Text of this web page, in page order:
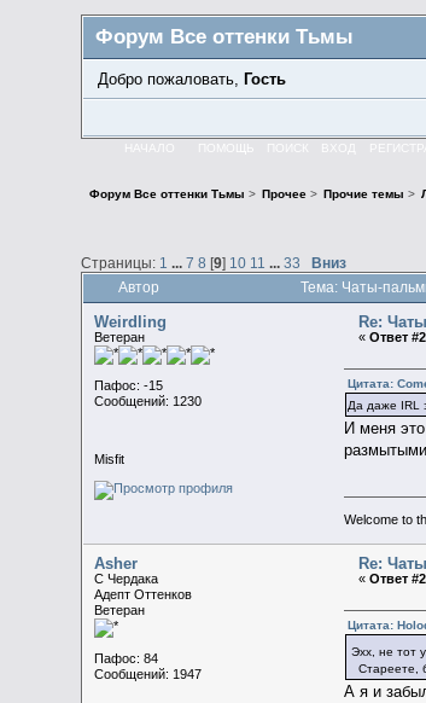
Форум Все оттенки Тьмы
Добро пожаловать, Гость
НАЧАЛО ПОМОЩЬ ПОИСК ВХОД
Форум Все оттенки Тьмы > Прочее> Прочие темы >
Страницы: 1 ...7 8 [9] 10 11 ...33 Вниз
Автор Тема: Чаты-
Weirdling
Ветеран
Пафос: -15
Сообщений: 1230
Misfit
Re:
«Ответ
Цитата:
Да даже IRL
И меня
Welcome to
Asher
C Чердака
Адепт Оттенков
Ветеран
Пафос: 84
Сообщений: 1947
Re:
«Ответ
Цитата:
Эхх, не тот
Стареете,
А я и